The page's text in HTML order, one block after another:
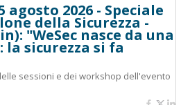
2026 - Speciale
della Sicurezza -
"WeSec nasce da una
la sicurezza si fa
sessioni e dei workshop dell'evento